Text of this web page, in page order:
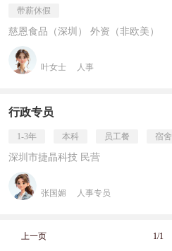
带薪休假
慈恩食品（深圳） 外资（非欧美）
叶女士 人事
行政专员
1-3年 本科 员工餐 宿舍
深圳市捷晶科技 民营
张国媚 人事专员
上一页 1/1